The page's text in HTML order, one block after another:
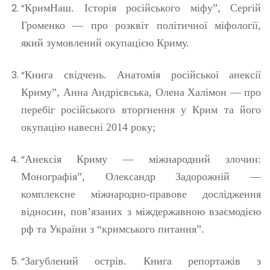
“КримНаш. Історія російського міфу”, Сергій
Громенко — про розквіт політичної міфології,
який зумовлений окупацією Криму.
“Книга свідчень. Анатомія російської анексії
Криму”, Анна Андрієвська, Олена Халімон — про
перебіг російського вторгнення у Крим та його
окупацію навесні 2014 року;
“Анексія Криму — міжнародний злочин:
Монографія”, Олександр Задорожній —
комплексне міжнародно-правове дослідження
відносин, пов’язаних з міждержавною взаємодією
рф та України з “кримського питання”.
“Загублений острів. Книга репортажів з